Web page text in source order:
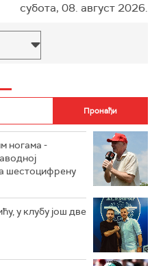
субота, 08. август 2026.
ногама -
шестоцифрену
у клубу још две